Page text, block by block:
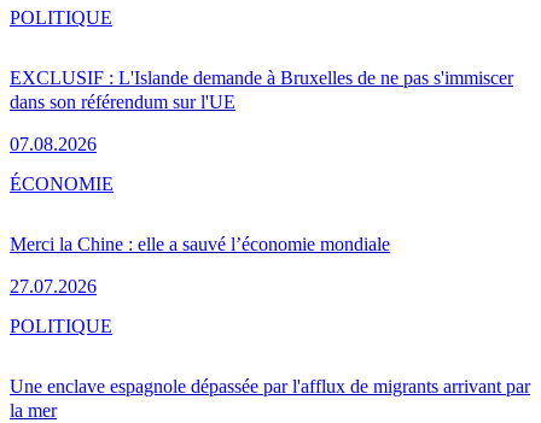
EXCLUSIF : L'Islande demande à Bruxelles de ne pas s'immiscer
dans son référendum sur l'UE
07.08.2026
POLITIQUE
Merci la Chine : elle a sauvé l’économie mondiale
27.07.2026
ÉCONOMIE
Une enclave espagnole dépassée par l'afflux de migrants arrivant par
la mer
POLITIQUE